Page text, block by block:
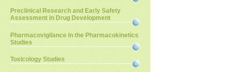
Preclinical Research and Early Safety
Assessment in Drug Development
Pharmacovigilance in the Pharmacokinetics
Studies
Toxicology Studies